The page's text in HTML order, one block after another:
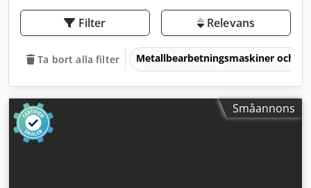
Filter Relevans
Ta bort alla filter Metallbearbetningsmaskiner och
Småannons